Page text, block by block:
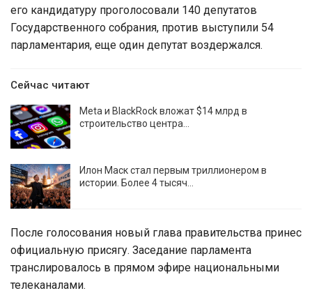
его кандидатуру проголосовали 140 депутатов
Государственного собрания, против выступили 54
парламентария, еще один депутат воздержался.
Сейчас читают
Meta и BlackRock вложат $14 млрд в
строительство центра…
Илон Маск стал первым триллионером в
истории. Более 4 тысяч…
После голосования новый глава правительства принес
официальную присягу. Заседание парламента
транслировалось в прямом эфире национальными
телеканалами.